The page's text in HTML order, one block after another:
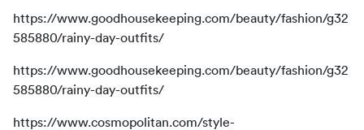
https://www.goodhousekeeping.com/beauty/fashion/g32
585880/rainy-day-outfits/
https://www.goodhousekeeping.com/beauty/fashion/g32
585880/rainy-day-outfits/
https://www.cosmopolitan.com/style-